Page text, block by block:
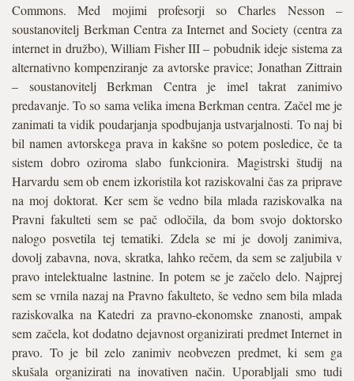
Commons. Med mojimi profesorji so Charles Nesson –
soustanovitelj Berkman Centra za Internet and Society (centra za
internet in družbo), William Fisher III – pobudnik ideje sistema za
alternativno kompenziranje za avtorske pravice; Jonathan Zittrain
– soustanovitelj Berkman Centra je imel takrat zanimivo
predavanje. To so sama velika imena Berkman centra. Začel me je
zanimati ta vidik poudarjanja spodbujanja ustvarjalnosti. To naj bi
bil namen avtorskega prava in kakšne so potem posledice, če ta
sistem dobro oziroma slabo funkcionira. Magistrski študij na
Harvardu sem ob enem izkoristila kot raziskovalni čas za priprave
na moj doktorat. Ker sem še vedno bila mlada raziskovalka na
Pravni fakulteti sem se pač odločila, da bom svojo doktorsko
nalogo posvetila tej tematiki. Zdela se mi je dovolj zanimiva,
dovolj zabavna, nova, skratka, lahko rečem, da sem se zaljubila v
pravo intelektualne lastnine. In potem se je začelo delo. Najprej
sem se vrnila nazaj na Pravno fakulteto, še vedno sem bila mlada
raziskovalka na Katedri za pravno-ekonomske znanosti, ampak
sem začela, kot dodatno dejavnost organizirati predmet Internet in
pravo. To je bil zelo zanimiv neobvezen predmet, ki sem ga
skušala organizirati na inovativen način. Uporabljali smo tudi